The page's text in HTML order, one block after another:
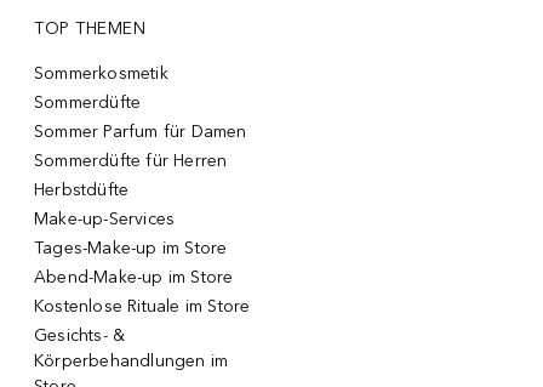
TOP THEMEN
Sommerkosmetik
Sommerdüfte
Sommer Parfum für Damen
Sommerdüfte für Herren
Herbstdüfte
Make-up-Services
Tages-Make-up im Store
Abend-Make-up im Store
Kostenlose Rituale im Store
Gesichts- &
Körperbehandlungen im